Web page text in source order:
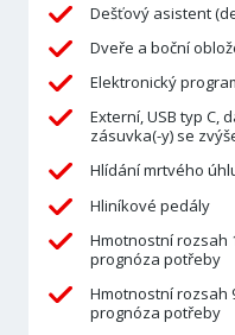
Dešťový asistent
Dveře a boční
Elektronický
Externí, USB typ C,
zásuvka(-y) se
Hlídání mrtvého
Hliníkové pedály
Hmotnostní rozsah
prognóza potřeby
Hmotnostní rozsah
prognóza potřeby